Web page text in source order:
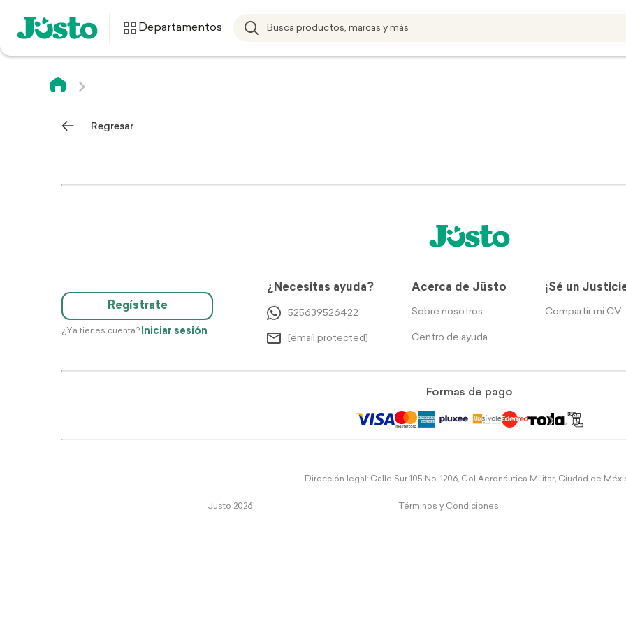
Departamentos
Regresar
Regístrate
¿Ya tienes cuenta? Iniciar sesión
¿Necesitas ayuda?
525639526422
[email protected]
Acerca de Jüsto
Sobre nosotros
Centro de ayuda
¡Sé un
Compartir mi CV
Formas de pago
Dirección legal: Calle Sur 105 No. 1206, Col Aeronáutica Militar, Ciudad de
Justo 2026 Términos y Condiciones